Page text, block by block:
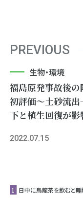
PREVIOUS
生物・環境
福島原発事故後
初評価～土砂流
下と植生回復が影
2022.07.15
1 日中に烏龍茶を飲むと